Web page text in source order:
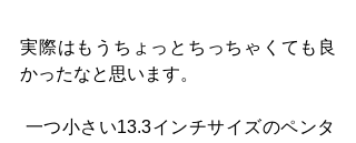
実際はもうちょっとちっちゃくても良
かったなと思います。